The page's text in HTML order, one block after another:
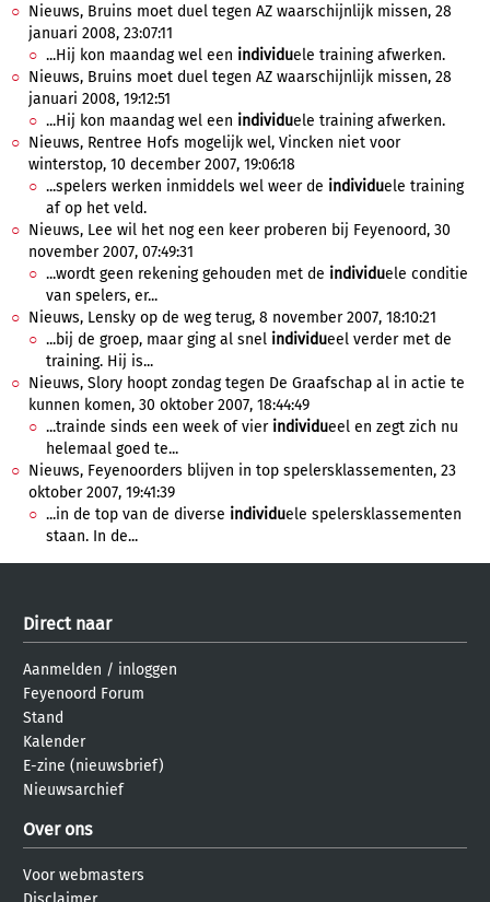
Nieuws, Bruins moet duel tegen AZ waarschijnlijk missen, 28
januari 2008, 23:07:11
...Hij kon maandag wel een individuele training afwerken.
Nieuws, Bruins moet duel tegen AZ waarschijnlijk missen, 28
januari 2008, 19:12:51
...Hij kon maandag wel een individuele training afwerken.
Nieuws, Rentree Hofs mogelijk wel, Vincken niet voor
winterstop, 10 december 2007, 19:06:18
...spelers werken inmiddels wel weer de individuele training
af op het veld.
Nieuws, Lee wil het nog een keer proberen bij Feyenoord, 30
november 2007, 07:49:31
...wordt geen rekening gehouden met de individuele conditie
van spelers, er...
Nieuws, Lensky op de weg terug, 8 november 2007, 18:10:21
...bij de groep, maar ging al snel individueel verder met de
training. Hij is...
Nieuws, Slory hoopt zondag tegen De Graafschap al in actie te
kunnen komen, 30 oktober 2007, 18:44:49
...trainde sinds een week of vier individueel en zegt zich nu
helemaal goed te...
Nieuws, Feyenoorders blijven in top spelersklassementen, 23
oktober 2007, 19:41:39
...in de top van de diverse individuele spelersklassementen
staan. In de...
Direct naar
Aanmelden / inloggen
Feyenoord Forum
Stand
Kalender
E-zine (nieuwsbrief)
Nieuwsarchief
Over ons
Voor webmasters